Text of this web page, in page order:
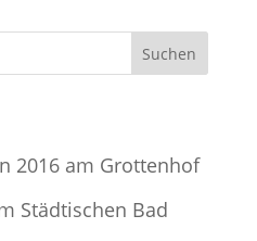
2016 am Grottenhof
Städtischen Bad